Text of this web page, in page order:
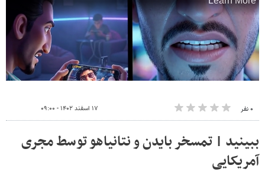
۰ نفر ۱۷ اسفند ۱۴۰۲ - ۰۹:۰۰
ببینید | تمسخر بایدن و نتانیاهو توسط مجری
آمریکایی